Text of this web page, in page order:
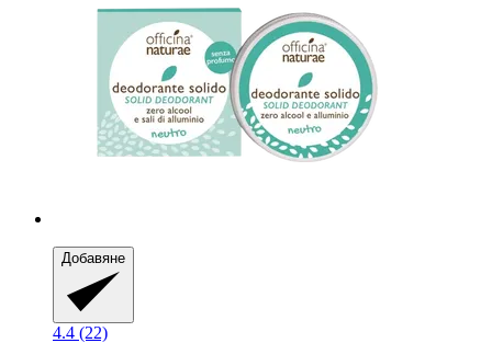
Добавяне
4.4 (22)